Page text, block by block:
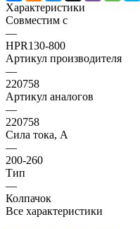
Характеристики
Совместим с
—
HPR130-800
Артикул производителя
—
220758
Артикул аналогов
—
220758
Сила тока, А
—
200-260
Тип
—
Колпачок
Все характеристики